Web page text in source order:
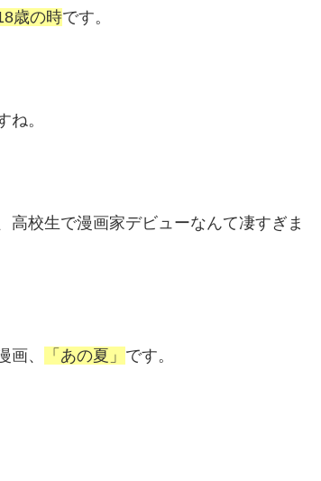
歳の時です。
ね。
高校生で漫画家デビューなんて凄すぎま
画、 「あの夏」 です。